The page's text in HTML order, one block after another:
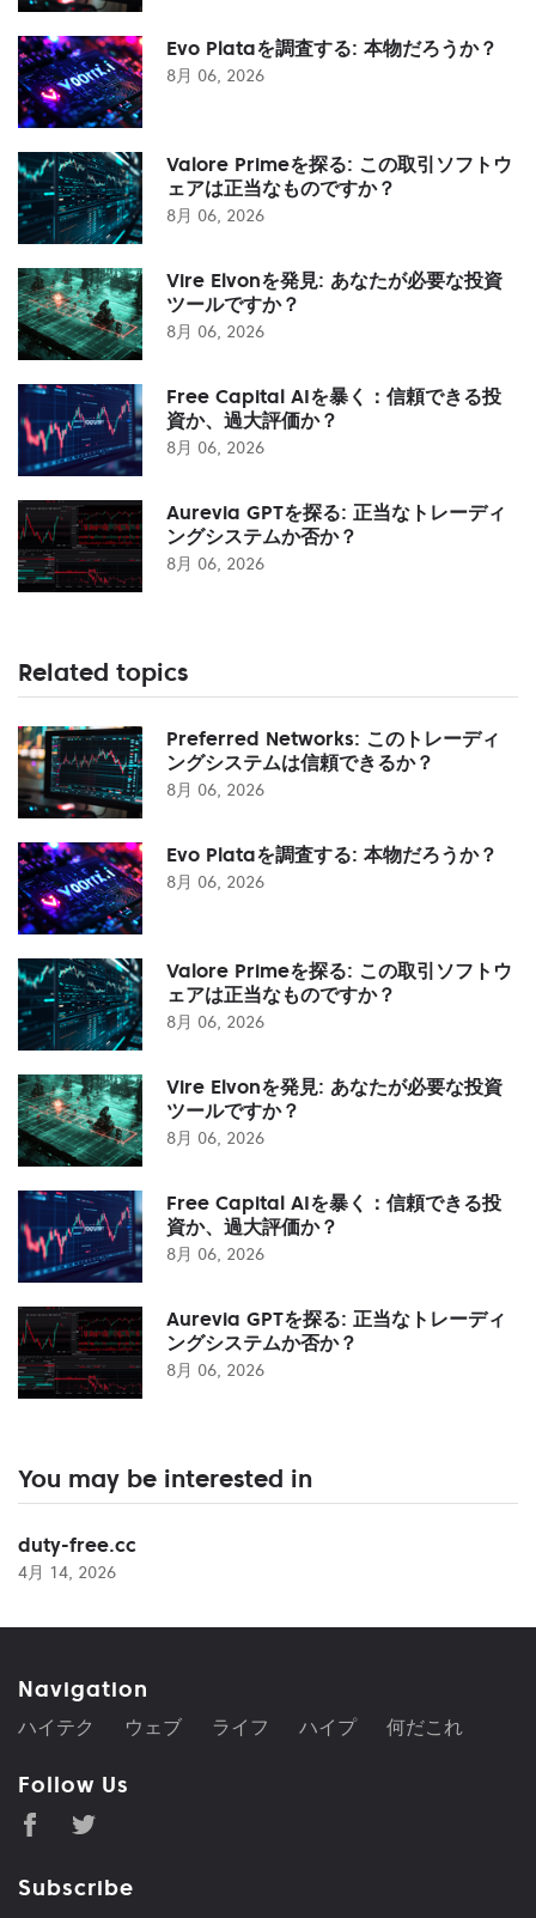
Evo Plataを調査する: 本物だろうか？
8月 06, 2026
Valore Primeを探る: この取引ソフトウ
ェアは正当なものですか？
8月 06, 2026
Vire Elvonを発見: あなたが必要な投資
ツールですか？
8月 06, 2026
Free Capital AIを暴く：信頼できる投
資か、過大評価か？
8月 06, 2026
Aurevia GPTを探る: 正当なトレーディ
ングシステムか否か？
8月 06, 2026
Related topics
Preferred Networks: このトレーディ
ングシステムは信頼できるか？
8月 06, 2026
Evo Plataを調査する: 本物だろうか？
8月 06, 2026
Valore Primeを探る: この取引ソフトウ
ェアは正当なものですか？
8月 06, 2026
Vire Elvonを発見: あなたが必要な投資
ツールですか？
8月 06, 2026
Free Capital AIを暴く：信頼できる投
資か、過大評価か？
8月 06, 2026
Aurevia GPTを探る: 正当なトレーディ
ングシステムか否か？
8月 06, 2026
You may be interested in
duty-free.cc
4月 14, 2026
Navigation
ハイテク ウェブ ライフ ハイプ 何だこれ
Follow Us
Subscribe